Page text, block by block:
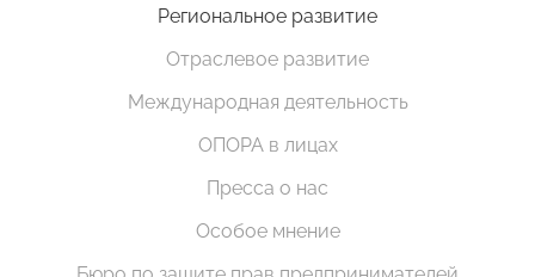
Региональное развитие
Отраслевое развитие
Международная деятельность
ОПОРА в лицах
Пресса о нас
Особое мнение